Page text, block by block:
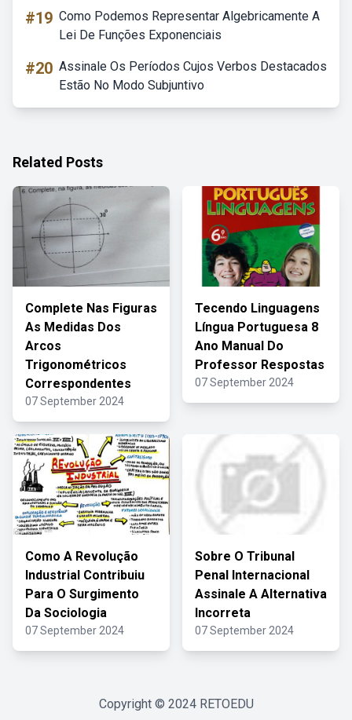
#19 Como Podemos Representar Algebricamente A
Lei De Funções Exponenciais
#20 Assinale Os Períodos Cujos Verbos Destacados
Estão No Modo Subjuntivo
Related Posts
Complete Nas Figuras
As Medidas Dos
Arcos
Trigonométricos
Correspondentes
07 September 2024
Tecendo Linguagens
Língua Portuguesa 8
Ano Manual Do
Professor Respostas
07 September 2024
Como A Revolução
Industrial Contribuiu
Para O Surgimento
Da Sociologia
07 September 2024
Sobre O Tribunal
Penal Internacional
Assinale A Alternativa
Incorreta
07 September 2024
Copyright © 2024 RETOEDU